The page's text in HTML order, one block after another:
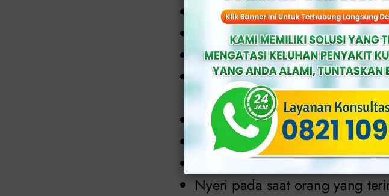
Miss V terasa gatal.
Pengidap merasakan sensasi
Kemerahan atau
Keputihan, bisa berwarna
menimbulkan busa dan berbau
Ada bercak darah atau
Selalu buang air kecil.
Buang air kecil menjadi tidak
Nyeri pada saat orang yang